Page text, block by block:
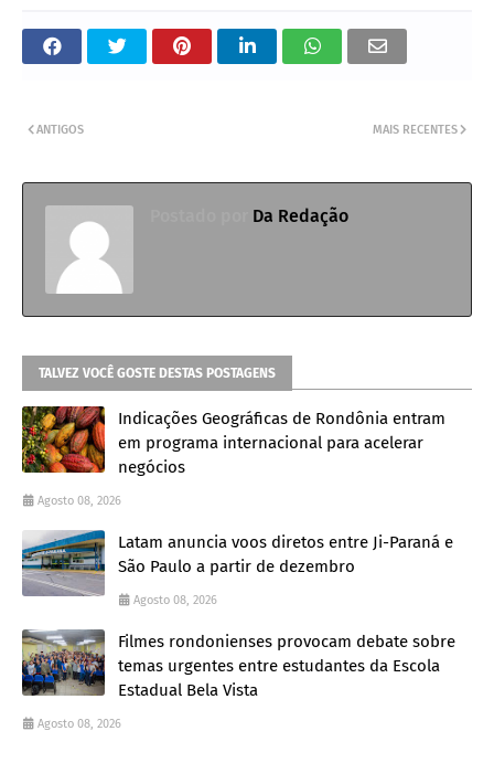
MAIS RECENTES
ANTIGOS
Da Redação
TALVEZ VOCÊ GOSTE DESTAS POSTAGENS
Indicações Geográficas de Rondônia entram
em programa internacional para acelerar
negócios
Agosto 08, 2026
Latam anuncia voos diretos entre Ji-Paraná e
São Paulo a partir de dezembro
Agosto 08, 2026
Filmes rondonienses provocam debate sobre
temas urgentes entre estudantes da Escola
Estadual Bela Vista
Agosto 08, 2026